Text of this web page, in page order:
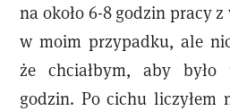
na około 6-8 godzin pracy
w moim przypadku, ale
że chciałbym, aby było
godzin. Po cichu liczyłem